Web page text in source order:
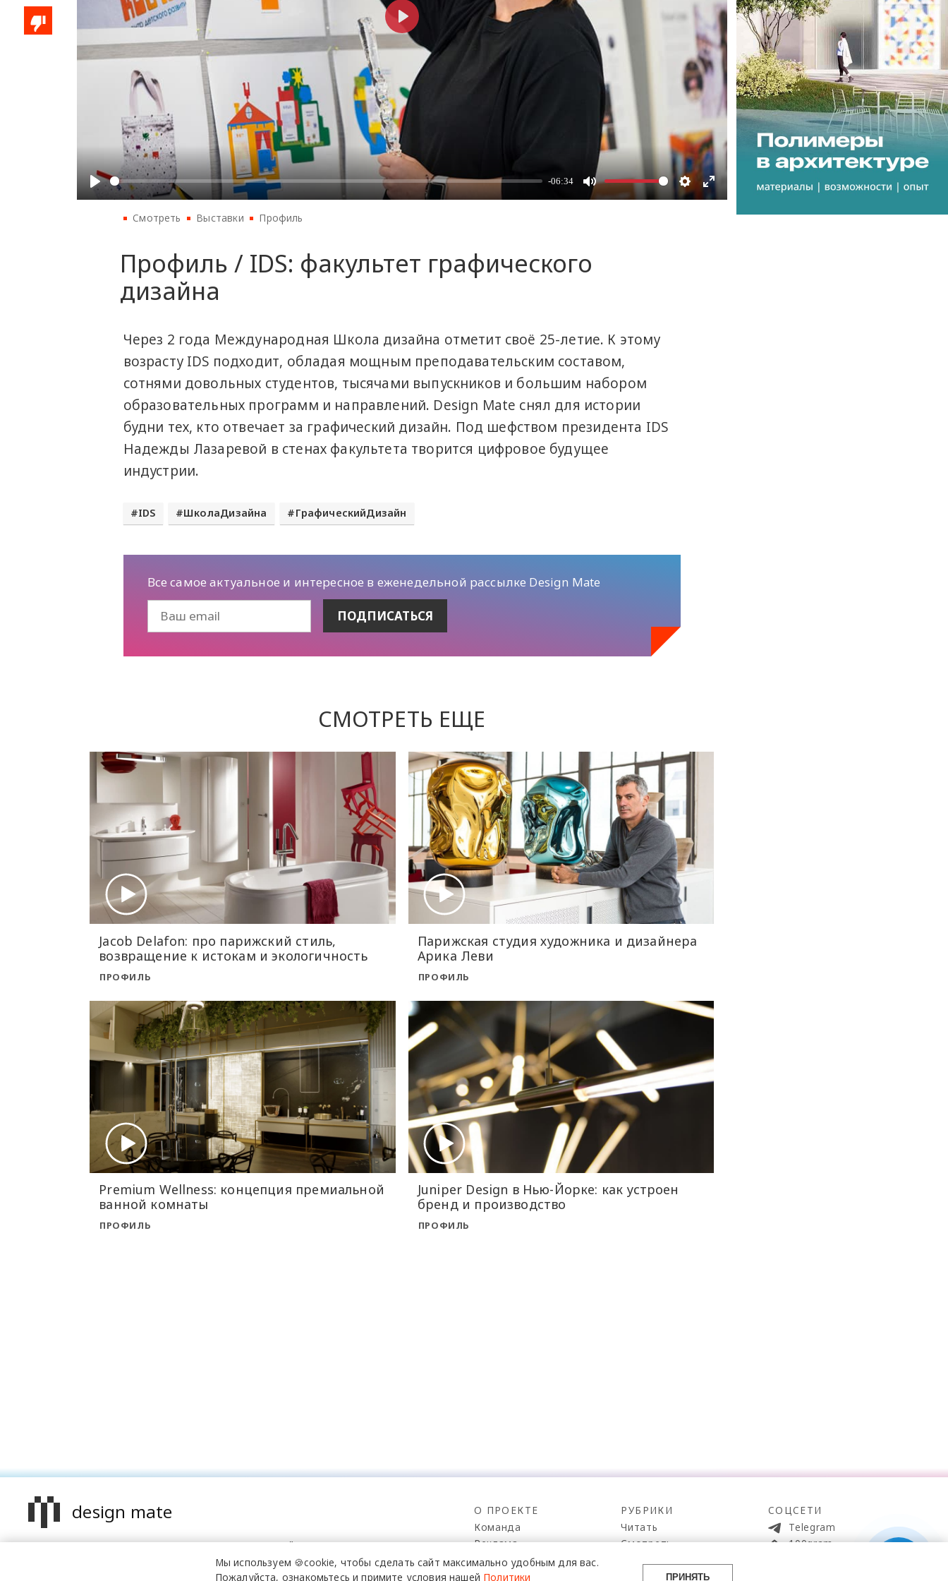
Смотреть Выставки Профиль
Профиль / IDS: факультет графического
дизайна
Через 2 года Международная Школа дизайна отметит своё 25-летие. К этому
возрасту IDS подходит, обладая мощным преподавательским составом,
сотнями довольных студентов, тысячами выпускников и большим набором
образовательных программ и направлений. Design Mate снял для истории
будни тех, кто отвечает за графический дизайн. Под шефством президента IDS
Надежды Лазаревой в стенах факультета творится цифровое будущее
индустрии.
IDS ШколаДизайна ГрафическийДизайн
Все самое актуальное и интересное в еженедельной рассылке Design Mate
СМОТРЕТЬ ЕЩЕ
Jacob Delafon: про парижский стиль,
возвращение к истокам и экологичность
ПРОФИЛЬ
Парижская студия художника и дизайнера
Арика Леви
ПРОФИЛЬ
Premium Wellness: концепция премиальной
ванной комнаты
ПРОФИЛЬ
Juniper Design в Нью-Йорке: как устроен
бренд и производство
ПРОФИЛЬ
design mate
Design Mate - независимое интернет издание о дизайне во всех его
проявлениях. Создаем авторский контент для дизайнеров,
архитекторов и всех неравнодушных к красоте с 2016 года.
О ПРОЕКТЕ
Команда
Реклама
Mediakit
Контакты
РУБРИКИ
Читать
Смотреть
СОЦСЕТИ
Telegram
100gram
Мы используем 🍪cookie, чтобы сделать сайт максимально удобным для вас.
Пожалуйста, ознакомьтесь и примите условия нашей Политики ПРИНЯТЬ